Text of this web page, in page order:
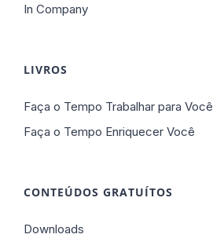
In Company
LIVROS
Faça o Tempo Trabalhar para Você
Faça o Tempo Enriquecer Você
CONTEÚDOS GRATUÍTOS
Downloads